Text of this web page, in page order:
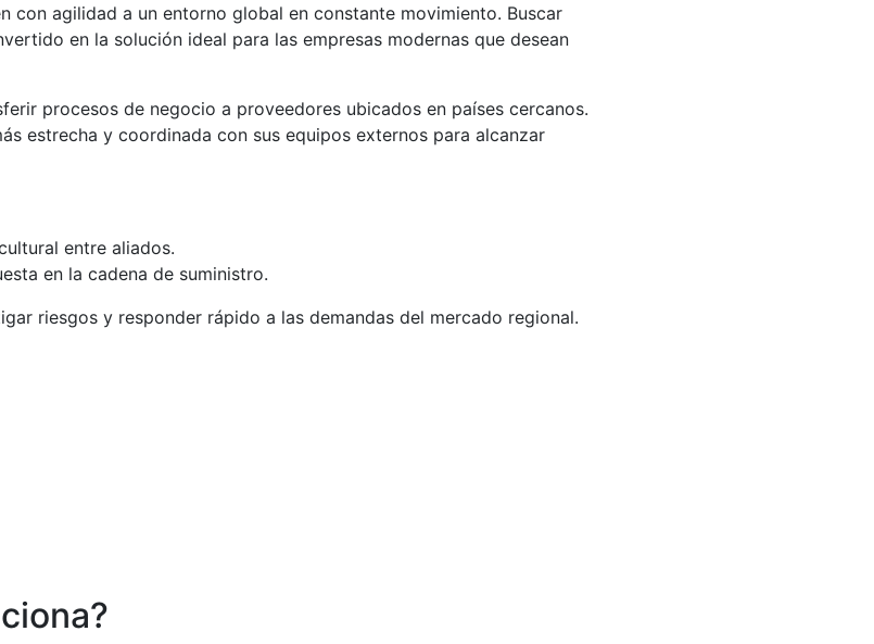
con agilidad a un entorno global en constante movimiento. Buscar
en la solución ideal para las empresas modernas que desean
procesos de negocio a proveedores ubicados en países cercanos.
estrecha y coordinada con sus equipos externos para alcanzar
entre aliados.
en la cadena de suministro.
riesgos y responder rápido a las demandas del mercado regional.